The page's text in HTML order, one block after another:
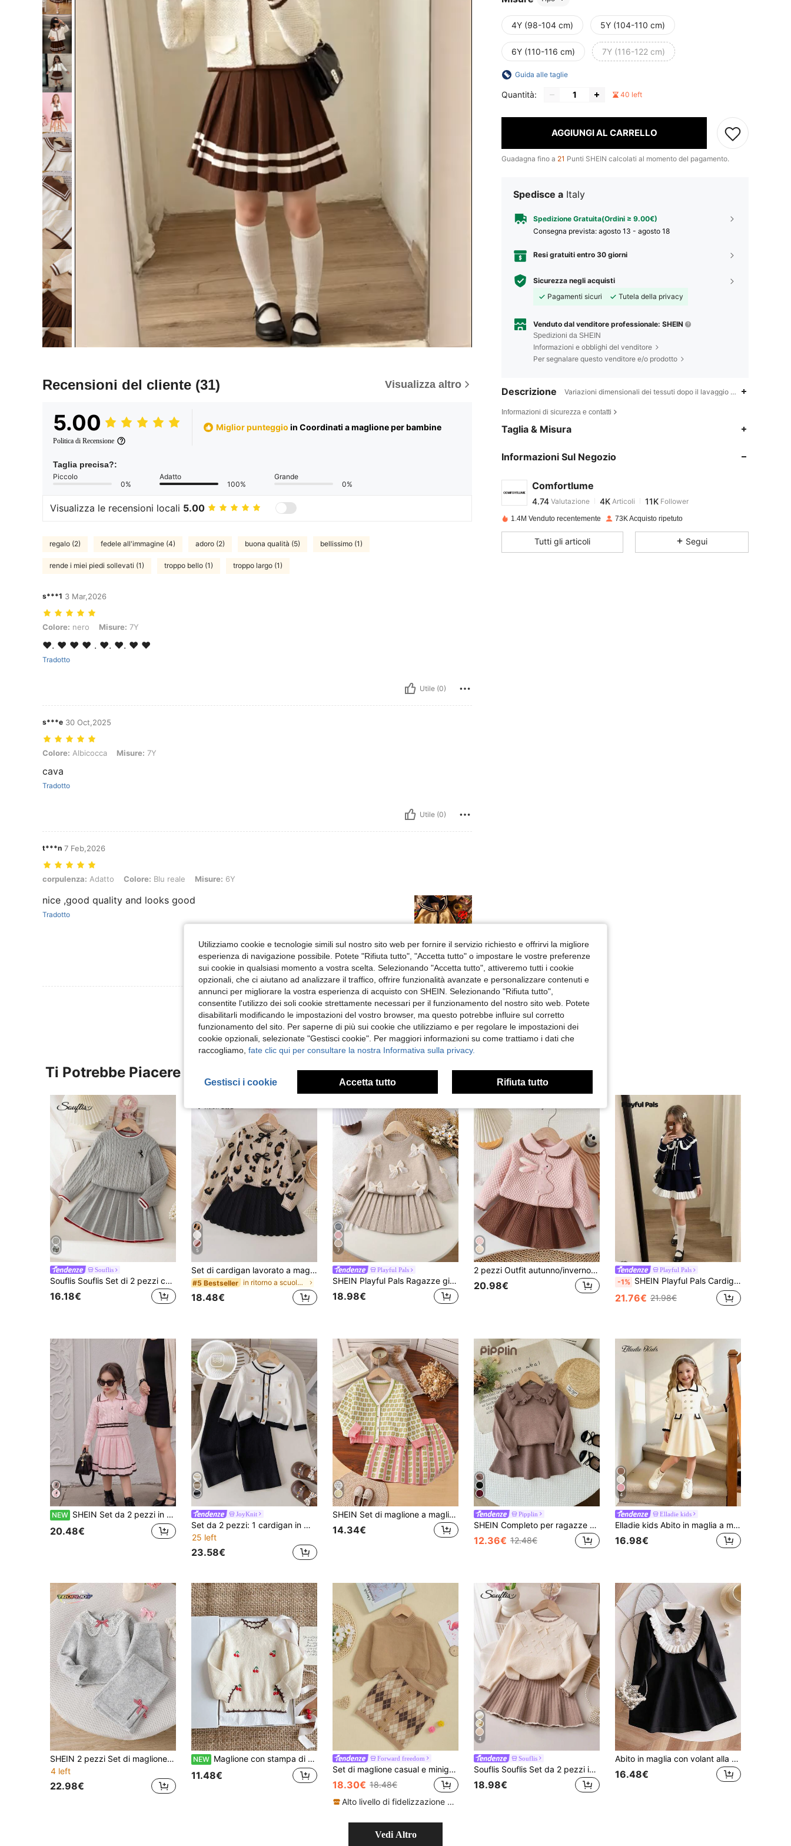
Recensioni del cliente (31) Visualizza altro
5.00
Politica di Recensione
Miglior punteggio in Coordinati a maglione per bambine
Taglia precisa?:
Piccolo
0%
Adatto
100%
Grande
0%
Visualizza le recensioni locali 5.00
regalo (2) fedele all'immagine (4) adoro (2) buona qualità (5) bellissimo (1)
rende i miei piedi sollevati (1) troppo bello (1) troppo largo (1)
s***1 3 Mar,2026
Colore: nero, Misure: 7Y
Colore: nero Misure: 7Y
❤️. ❤️ ❤️ ❤️ . ❤️. ❤️. ❤️ ❤️
Tradotto
Utile (0)
s***e 30 Oct,2025
Colore: Albicocca, Misure: 7Y
Colore: Albicocca Misure: 7Y
cava
Tradotto
Utile (0)
t***n 7 Feb,2026
corpulenza: Adatto, Colore: Blu reale, Misure: 6Y
corpulenza: Adatto Colore: Blu reale Misure: 6Y
nice ,good quality and looks good
Tradotto
Utile (2)
Visualizza Altre Recensioni
4Y (98-104 cm) 5Y (104-110 cm)
6Y (110-116 cm) 7Y (116-122 cm)
Guida alle taglie
Quantità: 40 left
AGGIUNGI AL CARRELLO
Guadagna fino a 21 Punti SHEIN calcolati al momento del pagamento.
Spedisce a Italy
Spedizione Gratuita(Ordini ≥ 9.00€)
Consegna prevista: agosto 13 - agosto 18
Resi gratuiti entro 30 giorni
Sicurezza negli acquisti
Pagamenti sicuri
Tutela della privacy
Venduto dal venditore professionale: SHEIN
Spedizioni da SHEIN
Informazioni e obblighi del venditore
Per segnalare questo venditore e/o prodotto
Descrizione Variazioni dimensionali dei tessuti dopo il lavaggio domestico,Collo
Informazioni di sicurezza e contatti
Taglia & Misura
Informazioni Sul Negozio
Comfortlume
4.74 4K
b***apagato1 giorno fa
1.4M Venduto recentemente 73K Acquisto ripetuto
Tutti gli articoli Segui
Ti Potrebbe Piacere
Souflis
Souflis Souflis Set di 2 pezzi composto da top a maniche lunghe lavorato a maglia ed elegantemente ricamato e gonna, versatile per casa, uscite e riunioni
16.18€
5
Set di cardigan lavorato a maglia con fiocco e stampa leopardata e minigonna lavorata a maglia, adatto per autunno/inverno, per ragazze giovani
#5 Bestseller in ritorno a scuola Maglieria per ragazze
18.48€
7
Playful Pals
SHEIN Playful Pals Ragazze giovani Maglione a girocollo con maniche lunghe a goccia e spalle scoperte in organza fatta a mano color avena + Gonna plissettata abbinata, morbido e confortevole, adatto per uso quotidiano, all'aperto, viaggi, vacanze, casa, asilo nido e giochi per bambini. Set da 2 pezzi di gonne e maglioni in stile vintage per ragazze piccole, adatto per autunno e inverno
18.98€
2 pezzi Outfit autunno/inverno per ragazze, cardigan lavorato a maglia con coniglietto carino e set di gonna, abbigliamento per bambini per uso esterno
20.98€
Playful Pals
-1% SHEIN Playful Pals Cardigan lungo a maniche lunghe in maglia nera casual e carino con contrasto di colore con perle e gonna corta arricciata in maglia. Morbido e confortevole, adatto per occasioni quotidiane, scene all'aperto, scene di viaggio, scene di vacanza, scene domestiche, scene di asilo nido e giochi per bambini
21.76€ 21.98€
NEW SHEIN Set da 2 pezzi in maglia rosa per ragazze, carino maglione ricamato con coniglio + minigonna in maglia, pullover a maniche lunghe con scollo a V e dettaglio a corda intrecciata, stile casual elegante per autunno/inverno
20.48€
JoyKnit
Set da 2 pezzi: 1 cardigan in maglia con finta tasca di colore unito e 1 pantalone in maglia di colore unito, adatto per uso quotidiano, vacanze, primavera, autunno, inverno
25 left
23.58€
SHEIN Set di maglione a maglia carino in stile preppy per ragazze, primavera e autunno
14.34€
Pipplin
SHEIN Completo per ragazze composto da maglione a maniche lunghe con colletto Peter Pan in tinta unita e minigonna lavorata a maglia, adatto per l'autunno/inverno
12.36€ 12.48€
4
Elladie kids
Elladie kids Abito in maglia a maniche lunghe con colletto in perle per ragazze, stile principessa, versatile per autunno/inverno
16.98€
SHEIN 2 pezzi Set di maglione con colletto in pizzo e pantaloni in maglia con spacco e fiocco, outfit elegante per autunno/inverno per ragazze
4 left
22.98€
NEW Maglione con stampa di ciliegie per ragazze giovani, adatto per la vita quotidiana, i viaggi, le vacanze, la casa e il ritorno a scuola
11.48€
Forward freedom
Set di maglione casual e minigonna a motivo argyle, stile da ragazza, adatto per autunno/inverno
18.30€ 18.48€
Alto livello di fidelizzazione dei clienti
4
Souflis
Souflis Souflis Set da 2 pezzi in maglia per ragazze giovani, con maglione a maniche lunghe con fiocco e gonna plissettata, adatto all'inverno
18.98€
Abito in maglia con volant alla moda e carino per ragazze, abito invernale per bambine in bianco e nero, abito invernale per bambine, abito per bambine, abito in maglia per bambine in autunno e inverno, abito per ragazze in autunno e inverno, abiti per ragazze, abito per ragazze a maniche lunghe, abito per ragazze in autunno e inverno, abito per ragazze in primavera e autunno, abiti per ragazze in autunno e inverno
16.48€
Vedi Altro
Utilizziamo cookie e tecnologie simili sul nostro sito web per fornire il servizio richiesto e offrirvi la migliore
esperienza di navigazione possibile. Potete "Rifiuta tutto", "Accetta tutto" o impostare le vostre preferenze
sui cookie in qualsiasi momento a vostra scelta. Selezionando "Accetta tutto", attiveremo tutti i cookie
opzionali, che ci aiutano ad analizzare il traffico, offrire funzionalità avanzate e personalizzare contenuti e
annunci per migliorare la vostra esperienza di acquisto con SHEIN. Selezionando "Rifiuta tutto",
consentite l'utilizzo dei soli cookie strettamente necessari per il funzionamento del nostro sito web. Potete
disabilitarli modificando le impostazioni del vostro browser, ma questo potrebbe influire sul corretto
funzionamento del sito. Per saperne di più sui cookie che utilizziamo e per regolare le impostazioni dei
cookie opzionali, selezionate "Gestisci cookie". Per maggiori informazioni su come trattiamo i dati che
raccogliamo, fate clic qui per consultare la nostra Informativa sulla privacy.
Gestisci i cookie Accetta tutto Rifiuta tutto